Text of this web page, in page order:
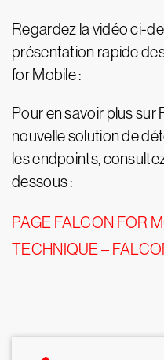
Regardez la vidéo ci-
présentation rapide
for Mobile :
Pour en savoir plus sur
nouvelle solution de
les endpoints,
dessous :
PAGE FALCON FOR
TECHNIQUE –